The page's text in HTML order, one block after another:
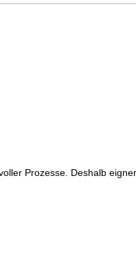
Prozesse. Deshalb